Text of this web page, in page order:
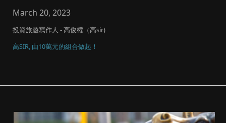
March 20, 2023
投資旅遊寫作人 - 高俊權（高sir)
高SIR, 由10萬元的組合做起！